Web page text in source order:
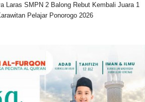
Laras SMPN 2 Balong Rebut Kembali Juara 1
Pelajar Ponorogo 2026